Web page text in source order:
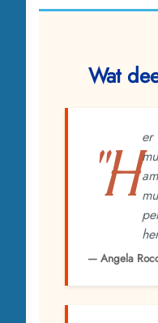
Wat
"H
er
— Angela